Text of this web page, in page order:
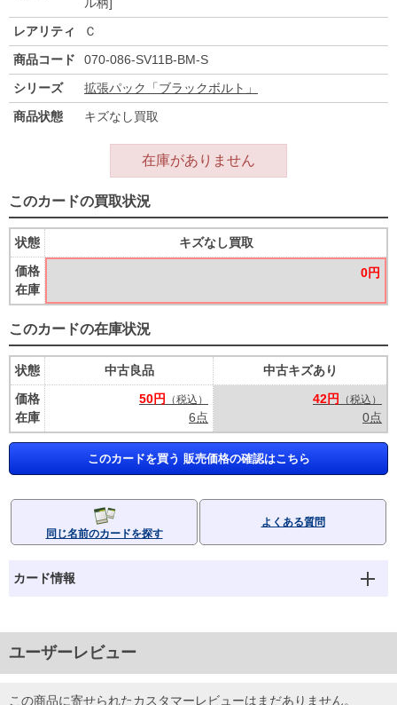
ル柄]
レアリティ
Ｃ
商品コード
070-086-SV11B-BM-S
シリーズ
拡張パック「ブラックボルト」
商品状態
キズなし買取
在庫がありません
このカードの買取状況
状態
価格
在庫
キズなし買取
0円
このカードの在庫状況
状態
価格
在庫
中古良品
50円
（税込）
6点
中古キズあり
42円
（税込）
0点
このカードを買う 販売価格の確認はこちら
同じ名前のカードを探す
よくある質問
カード情報
ユーザーレビュー
この商品に寄せられたカスタマーレビューはまだありません。